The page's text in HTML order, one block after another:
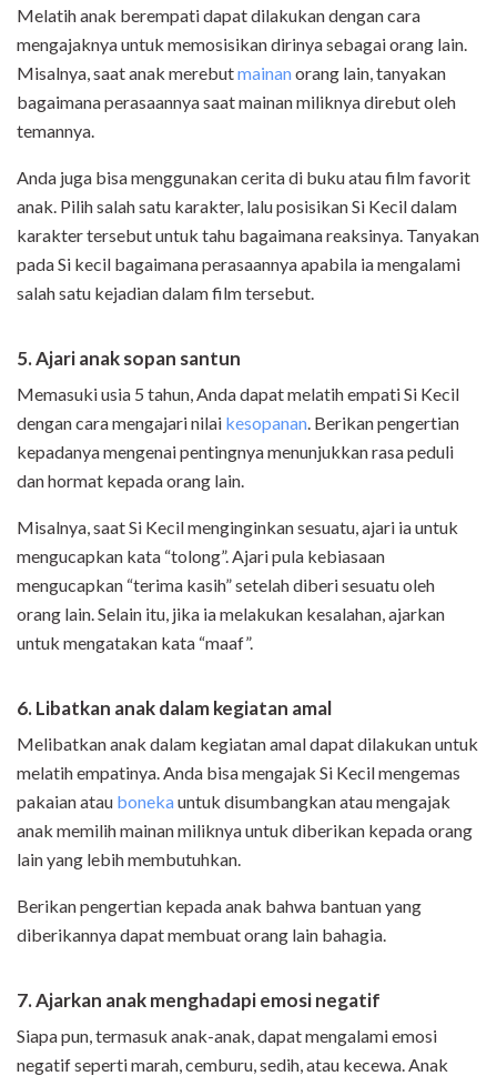
Melatih anak berempati dapat dilakukan dengan cara
mengajaknya untuk memosisikan dirinya sebagai orang lain.
Misalnya, saat anak merebutmainanorang lain, tanyakan
bagaimana perasaannya saat mainan miliknya direbut oleh
temannya.
Anda juga bisa menggunakan cerita di buku atau film favorit
anak. Pilih salah satu karakter, lalu posisikan Si Kecil dalam
karakter tersebut untuk tahu bagaimana reaksinya. Tanyakan
pada Si kecil bagaimana perasaannya apabila ia mengalami
salah satu kejadian dalam film tersebut.
5. Ajari anak sopan santun
Memasuki usia 5 tahun, Anda dapat melatih empati Si Kecil
dengan cara mengajari nilai kesopanan. Berikan pengertian
kepadanya mengenai pentingnya menunjukkan rasa peduli
dan hormat kepada orang lain.
Misalnya, saat Si Kecil menginginkan sesuatu, ajari ia untuk
mengucapkan kata “tolong”. Ajari pula kebiasaan
mengucapkan “terima kasih” setelah diberi sesuatu oleh
orang lain. Selain itu, jika ia melakukan kesalahan, ajarkan
untuk mengatakan kata “maaf”.
6. Libatkan anak dalam kegiatan amal
Melibatkan anak dalam kegiatan amal dapat dilakukan untuk
melatih empatinya. Anda bisa mengajak Si Kecil mengemas
pakaian atau bonekauntuk disumbangkan atau mengajak
anak memilih mainan miliknya untuk diberikan kepada orang
lain yang lebih membutuhkan.
Berikan pengertian kepada anak bahwa bantuan yang
diberikannya dapat membuat orang lain bahagia.
7. Ajarkan anak menghadapi emosi negatif
Siapa pun, termasuk anak-anak, dapat mengalami emosi
negatif seperti marah, cemburu, sedih, atau kecewa. Anak